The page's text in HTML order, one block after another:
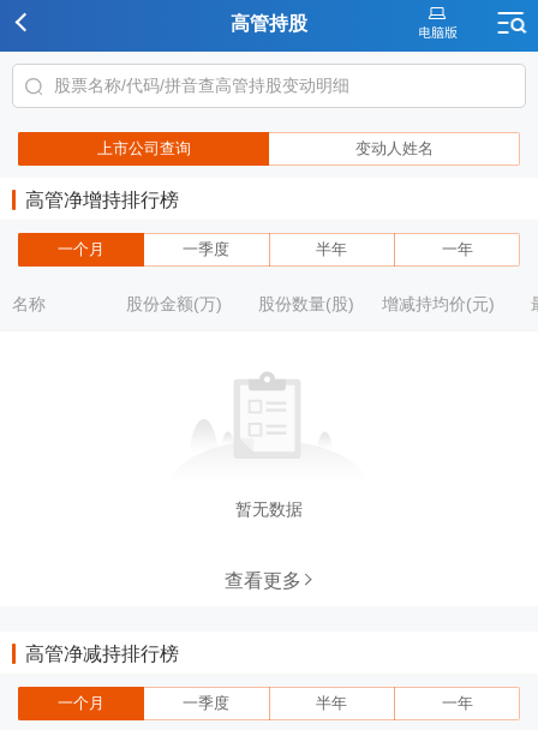
高管持股
上市公司查询 变动人姓名
高管净增持排行榜
一个月 一季度 半年 一年
名称 股份金额(万) 股份数量(股) 增减持均价(元)
暂无数据
查看更多
高管净减持排行榜
一个月 一季度 半年 一年